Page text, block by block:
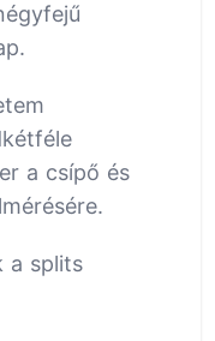
a csípő és
a splits